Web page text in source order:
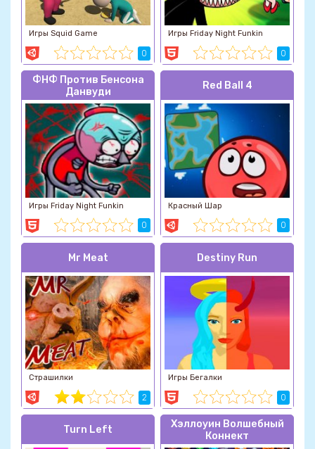
Игры Squid Game
0
Игры Friday Night Funkin
0
ФНФ Против Бенсона
Данвуди
Игры Friday Night Funkin
0
Red Ball 4
Красный Шар
0
Mr Meat
Страшилки
2
Destiny Run
Игры Бегалки
0
Turn Left
Хэллоуин Волшебный
Коннект